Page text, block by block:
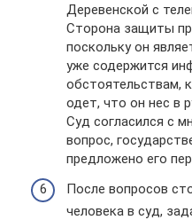
Деревенской с
Сторона защиты
поскольку он
уже содержится
обстоятельствам,
одет, что он нес в
Суд согласился с
вопрос,
предложено его
После вопросов
человека в суд,